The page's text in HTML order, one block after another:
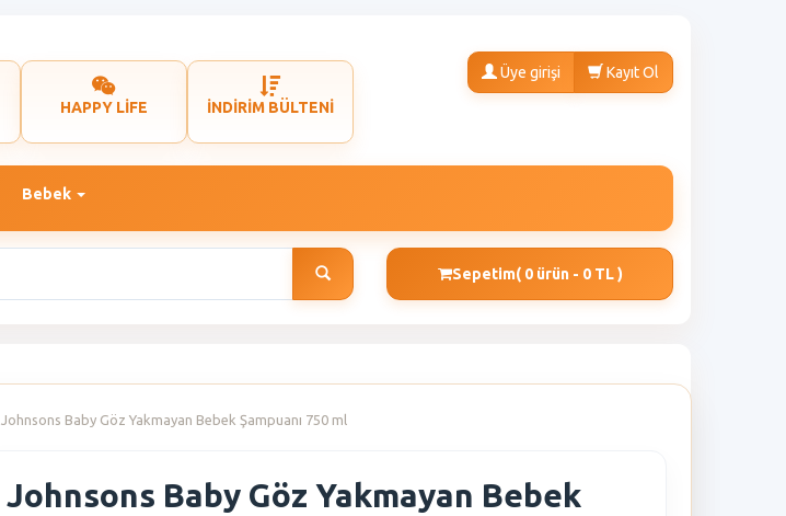
HAPPY LİFE İNDİRİM BÜLTENİ
Üye girişi Kayıt Ol
Bebek
Sepetim( 0 ürün - 0 TL )
Johnsons Baby Göz Yakmayan Bebek Şampuanı 750 ml
Johnsons Baby Göz Yakmayan Bebek